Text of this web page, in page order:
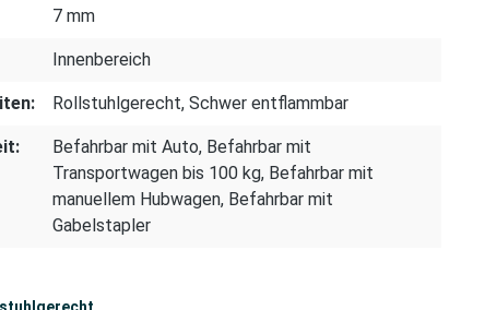
7 mm
Innenbereich
Rollstuhlgerecht, Schwer entflammbar
Befahrbar mit Auto, Befahrbar mit
Transportwagen bis 100 kg, Befahrbar mit
manuellem Hubwagen, Befahrbar mit
Gabelstapler